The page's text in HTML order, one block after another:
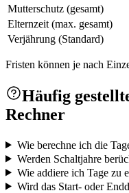
Mutterschutz (gesamt)
Elternzeit (max. gesamt)
Verjährung (Standard)
Fristen können je nach
Häufig
Rechner
Wie berechne ich die
Werden Schaltjahre
Wie addiere ich Tage zu
Wird das Start- oder